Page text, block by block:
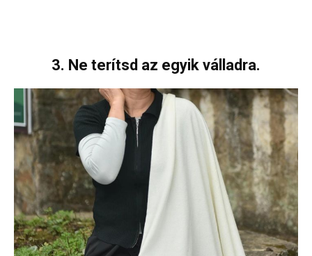
3. Ne terítsd az egyik válladra.